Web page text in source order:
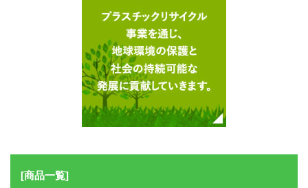
[商品一覧]